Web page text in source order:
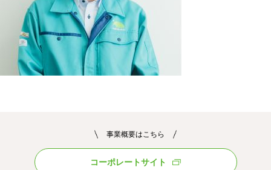
事業概要はこちら
コーポレートサイト